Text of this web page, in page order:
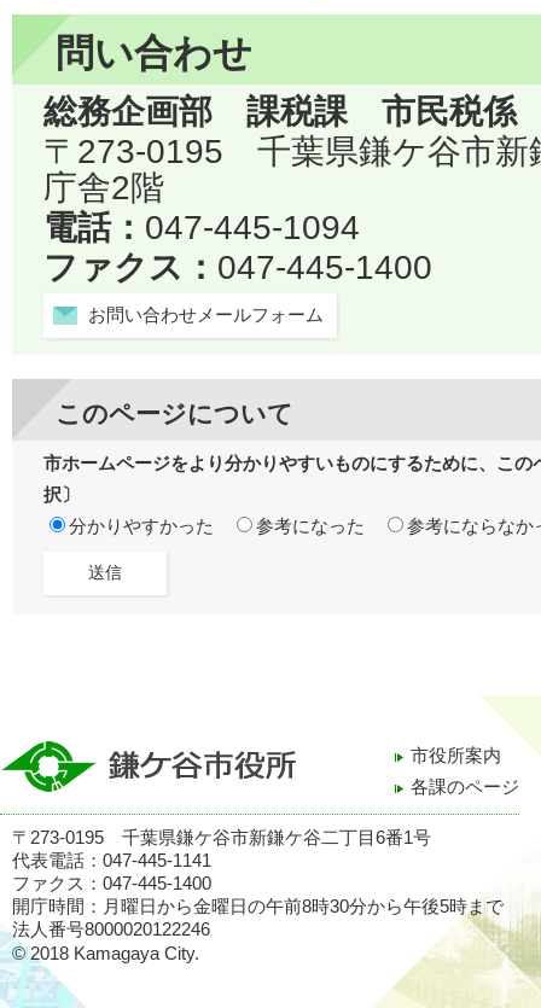
問い合わせ
総務企画部 課税課 市民税係
〒273-0195 千葉県鎌ケ谷市
庁舎2階
電話： 047-445-1094
ファクス： 047-445-1400
お問い合わせメールフォーム
このページについて
市ホームページをより分かりやすいものにするために、こ
択〕
分かりやすかった
参考になった 参考にならなか
市役所案内
各課のページ
〒273-0195 千葉県鎌ケ谷市新鎌ケ谷二丁目6番1号
代表電話：047-445-1141
ファクス：047-445-1400
開庁時間：月曜日から金曜日の午前8時30分から午後5時まで
法人番号8000020122246
© 2018 Kamagaya City.